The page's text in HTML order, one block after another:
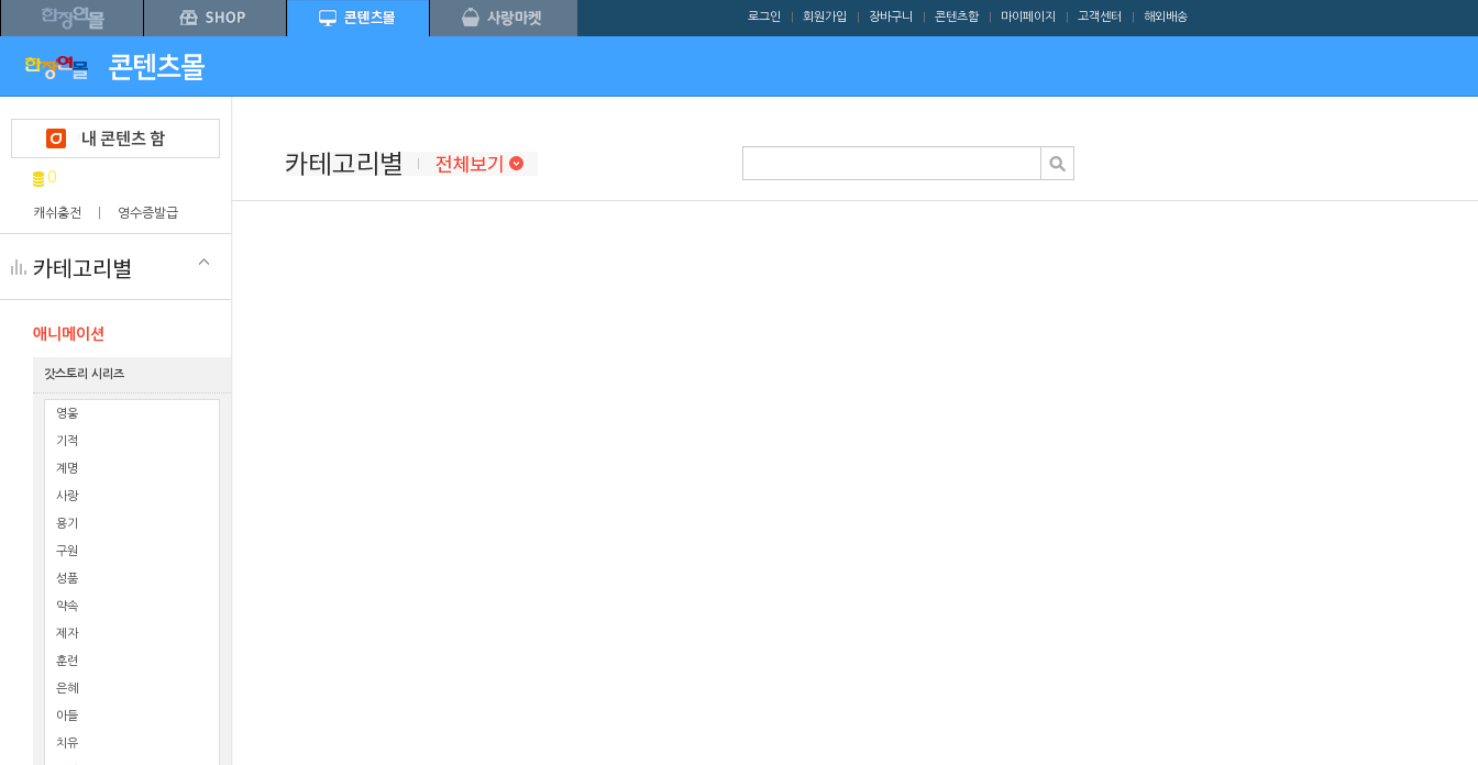
로그인 회원가입 장바구니 콘텐츠함 마이페이지 고객센터 해외배송
0
캐쉬충전 영수증발급
애니메이션
갓스토리 시리즈
영웅
기적
계명
사랑
용기
구원
성품
약속
제자
훈련
은혜
아들
치유